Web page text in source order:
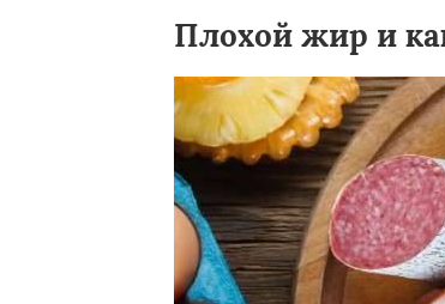
Плохой жир и